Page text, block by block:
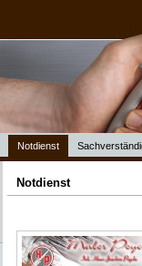
Notdienst
Notdienst